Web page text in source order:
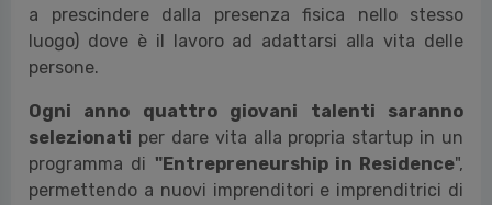
a prescindere dalla presenza fisica nello stesso
luogo) dove è il lavoro ad adattarsi alla vita delle
persone.
Ogni anno quattro giovani talenti saranno
selezionati per dare vita alla propria startup in un
programma di "Entrepreneurship in Residence",
permettendo a nuovi imprenditori e imprenditrici di